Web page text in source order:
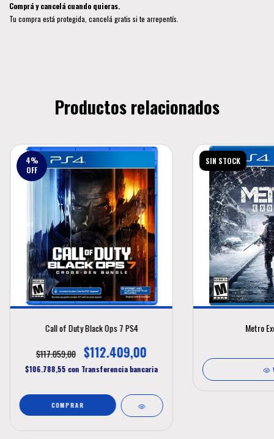
Comprá y cancelá cuando quieras.
Tu compra está protegida, cancelá gratis si te arrepentís.
Productos relacionados
4%
OFF
Call of Duty Black Ops 7 PS4
$117.059,00
$112.409,00
$106.788,55 con Transferencia bancaria
SIN STOCK
Metro